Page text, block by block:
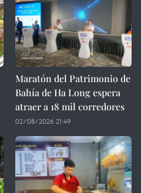
Maratón del Patrimonio de
Bahía de Ha Long espera
atraer a 18 mil corredores
02/08/2026 21:49